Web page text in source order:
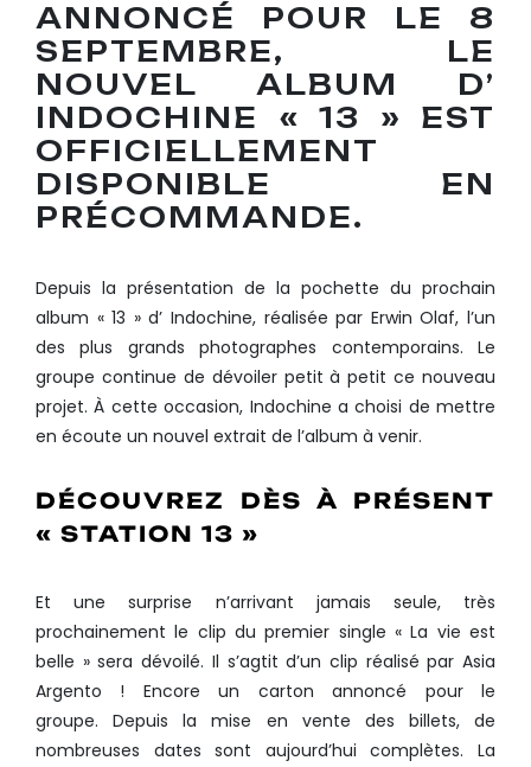
ANNONCÉ POUR LE 8
SEPTEMBRE, LE
NOUVEL ALBUM D’
INDOCHINE « 13 » EST
OFFICIELLEMENT
DISPONIBLE EN
PRÉCOMMANDE.
Depuis la présentation de la pochette du prochain
album « 13 » d’ Indochine, réalisée par Erwin Olaf, l’un
des plus grands photographes contemporains. Le
groupe continue de dévoiler petit à petit ce nouveau
projet. À cette occasion, Indochine a choisi de mettre
en écoute un nouvel extrait de l’album à venir.
DÉCOUVREZ DÈS À PRÉSENT
« STATION 13 »
Et une surprise n’arrivant jamais seule, très
prochainement le clip du premier single « La vie est
belle » sera dévoilé. Il s’agtit d’un clip réalisé par Asia
Argento ! Encore un carton annoncé pour le
groupe. Depuis la mise en vente des billets, de
nombreuses dates sont aujourd’hui complètes. La